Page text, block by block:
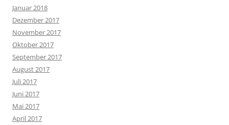
Januar 2018
Dezember 2017
November 2017
Oktober 2017
September 2017
August 2017
Juli 2017
Juni 2017
Mai 2017
April 2017